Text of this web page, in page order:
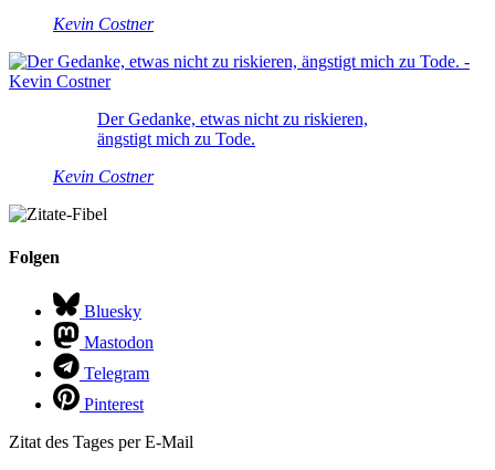
Kevin Costner
Der Gedanke, etwas nicht zu riskieren,
ängstigt mich zu Tode.
Kevin Costner
Folgen
Bluesky
Mastodon
Telegram
Pinterest
Zitat des Tages per E-Mail